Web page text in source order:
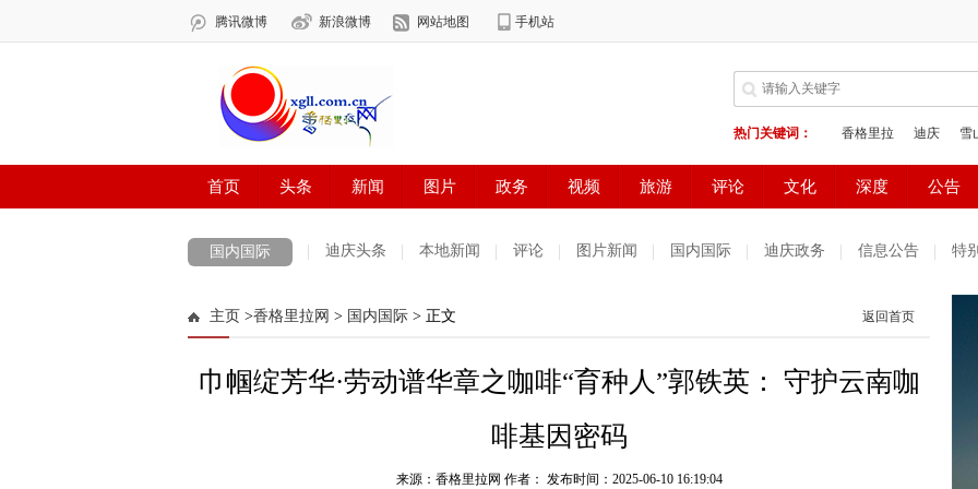
国内国际 迪庆头条 本地新闻 评论 图片新闻 国内国际 迪庆政务 信息公告 特
主页 >香格里拉网 > 国内国际 > 正文 返回首页
巾帼绽芳华·劳动谱华章之咖啡“育种人”郭铁英： 守护云南咖
啡基因密码
来源：香格里拉网 作者： 发布时间：2025-06-10 16:19:04